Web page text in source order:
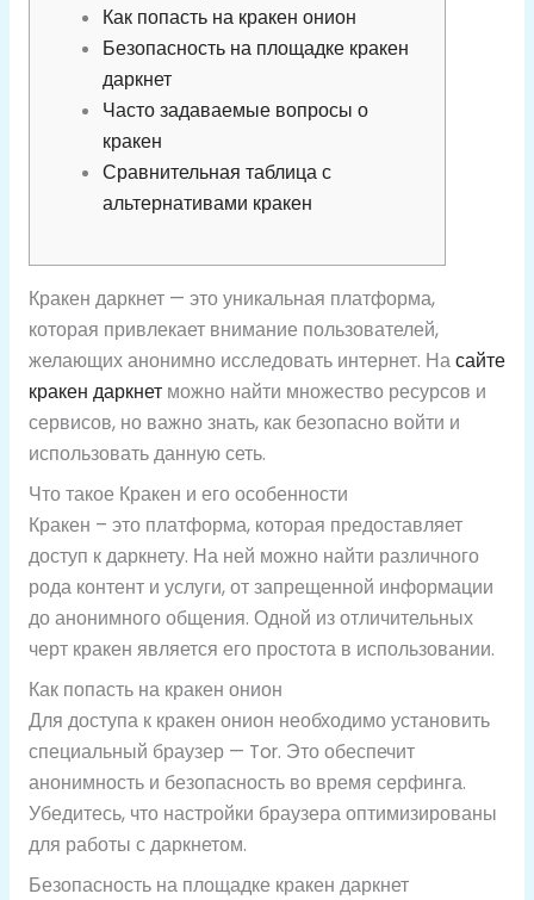
Как попасть на кракен онион
Безопасность на площадке кракен
даркнет
Часто задаваемые вопросы о
кракен
Сравнительная таблица с
альтернативами кракен
Кракен даркнет — это уникальная платформа,
которая привлекает внимание пользователей,
желающих анонимно исследовать интернет. Насайте
кракен даркнетможно найти множество ресурсов и
сервисов, но важно знать, как безопасно войти и
использовать данную сеть.
Что такое Кракен и его особенности
Кракен – это платформа, которая предоставляет
доступ к даркнету. На ней можно найти различного
рода контент и услуги, от запрещенной информации
до анонимного общения. Одной из отличительных
черт кракен является его простота в использовании.
Как попасть на кракен онион
Для доступа к кракен онион необходимо установить
специальный браузер — Tor. Это обеспечит
анонимность и безопасность во время серфинга.
Убедитесь, что настройки браузера оптимизированы
для работы с даркнетом.
Безопасность на площадке кракен даркнет